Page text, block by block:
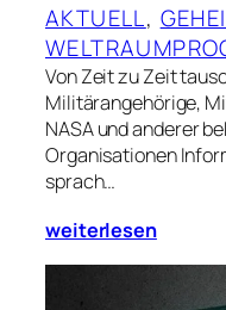
AKTUELL,
Von Zeit zu Zeit
Militärangehörige,
NASA und anderer
Organisationen
sprach…
weiterlesen